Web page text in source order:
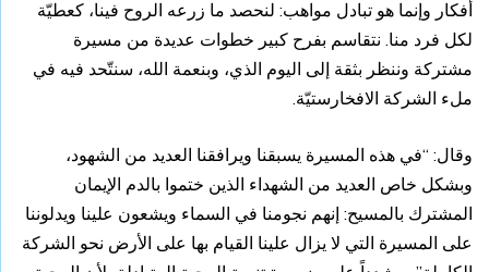
أفكار وإنما هو تبادل مواهب: لنحصد ما زرعه الروح فينا، كعطيّة
لكل فرد منا. نتقاسم بفرح كبير خطوات عديدة من مسيرة
مشتركة وننظر بثقة إلى اليوم الذي، وبنعمة الله، سنتّحد فيه في
ملء الشركة الافخارستيّة.
وقال: “في هذه المسيرة يسبقنا ويرافقنا العديد من الشهود،
وبشكل خاص العديد من الشهداء الذين ختموا بالدم الإيمان
المشترك بالمسيح: إنهم نجومنا في السماء ويشعون علينا ويدلوننا
على المسيرة التي لا يزال علينا القيام بها على الأرض نحو الشركة